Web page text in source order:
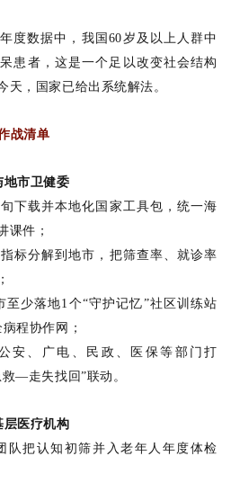
度数据中，我国60岁及以上人群中
患者，这是一个足以改变社会结构
，国家已给出系统解法。
战清单
地市卫健委
下载并本地化国家工具包，统一海
课件；
标分解到地市，把筛查率、就诊率
至少落地1个“守护记忆”社区训练站
程协作网；
安、广电、民政、医保等部门打
—走失找回”联动。
层医疗机构
队把认知初筛并入老年人年度体检